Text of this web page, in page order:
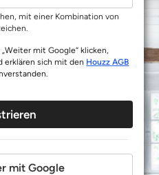
mit einer Kombination von
mit Google“ klicken,
erklären sich mit den Houzz AGB
mit Google